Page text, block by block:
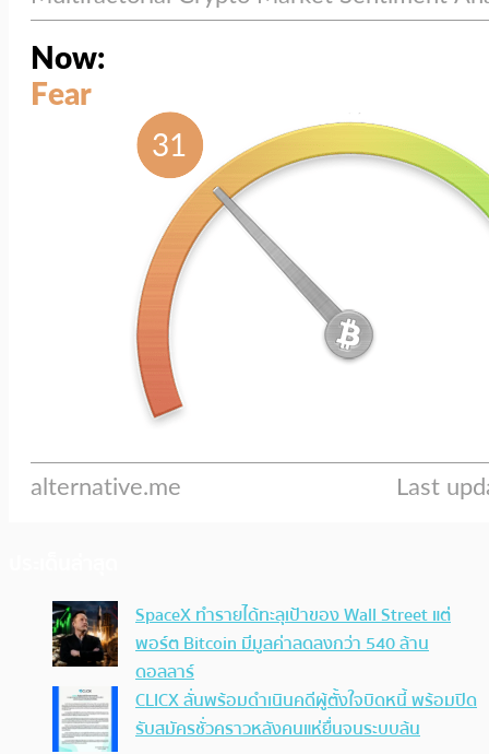
SpaceX ทำรายได้ทะลุเป้าของ Wall Street แต่
พอร์ต Bitcoin มีมูลค่าลดลงกว่า 540 ล้าน
ดอลลาร์
CLICX ลั่นพร้อมดำเนินคดีผู้ตั้งใจบิดหนี้ พร้อมปิด
รับสมัครชั่วคราวหลังคนแห่ยื่นจนระบบล้น